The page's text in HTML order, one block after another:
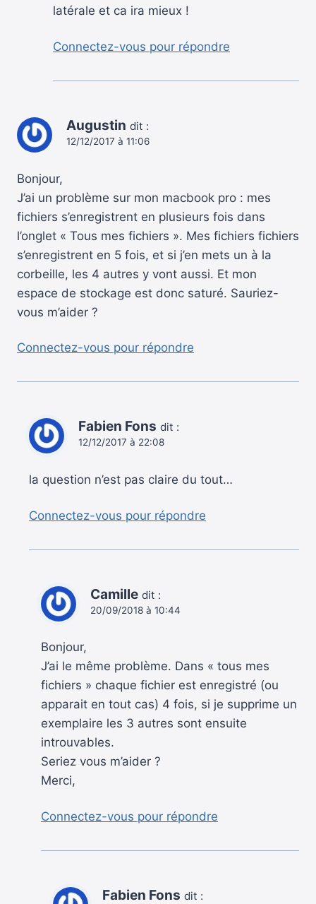
latérale et ca ira mieux !
Connectez-vous pour répondre
Augustin dit :
12/12/2017 à 11:06
Bonjour,
J’ai un problème sur mon macbook pro : mes
fichiers s’enregistrent en plusieurs fois dans
l’onglet « Tous mes fichiers ». Mes fichiers fichiers
s’enregistrent en 5 fois, et si j’en mets un à la
corbeille, les 4 autres y vont aussi. Et mon
espace de stockage est donc saturé. Sauriez-
vous m’aider ?
Connectez-vous pour répondre
Fabien Fons dit :
12/12/2017 à 22:08
la question n’est pas claire du tout…
Connectez-vous pour répondre
Camille dit :
20/09/2018 à 10:44
Bonjour,
J’ai le même problème. Dans « tous mes
fichiers » chaque fichier est enregistré (ou
apparait en tout cas) 4 fois, si je supprime un
exemplaire les 3 autres sont ensuite
introuvables.
Seriez vous m’aider ?
Merci,
Connectez-vous pour répondre
Fabien Fons dit :